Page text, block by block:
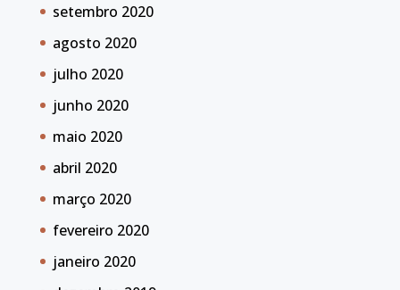
setembro 2020
agosto 2020
julho 2020
junho 2020
maio 2020
abril 2020
março 2020
fevereiro 2020
janeiro 2020